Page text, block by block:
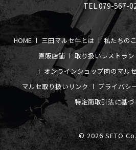
TEL.079-567-
HOME 三田マルセ牛とは 私たちの
直販店舗
取り扱いレストラン
オンラインショップ肉のマル
マルセ取り扱いリンク
プライバシ
特定商取引法に基
© 2026 SETO